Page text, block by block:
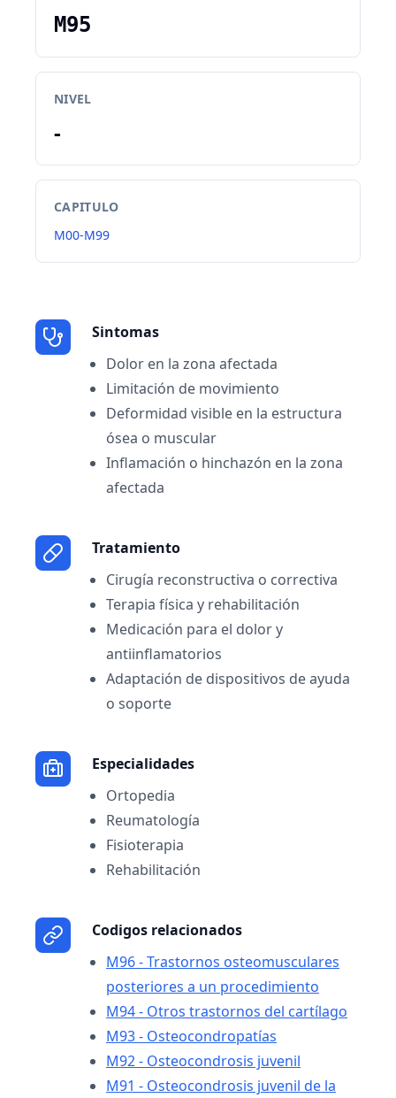
M95
NIVEL
-
CAPITULO
M00-M99
Sintomas
Dolor en la zona afectada
Limitación de movimiento
Deformidad visible en la estructura
ósea o muscular
Inflamación o hinchazón en la zona
afectada
Tratamiento
Cirugía reconstructiva o correctiva
Terapia física y rehabilitación
Medicación para el dolor y
antiinflamatorios
Adaptación de dispositivos de ayuda
o soporte
Especialidades
Ortopedia
Reumatología
Fisioterapia
Rehabilitación
Codigos relacionados
M96 - Trastornos osteomusculares
posteriores a un procedimiento
M94 - Otros trastornos del cartílago
M93 - Osteocondropatías
M92 - Osteocondrosis juvenil
M91 - Osteocondrosis juvenil de la